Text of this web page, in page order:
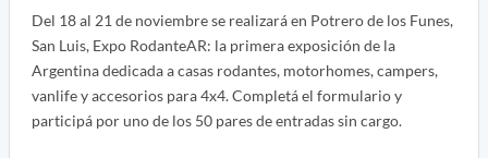
Del 18 al 21 de noviembre se realizará en Potrero de los Funes,
San Luis, Expo RodanteAR: la primera exposición de la
Argentina dedicada a casas rodantes, motorhomes, campers,
vanlife y accesorios para 4x4. Completá el formulario y
participá por uno de los 50 pares de entradas sin cargo.